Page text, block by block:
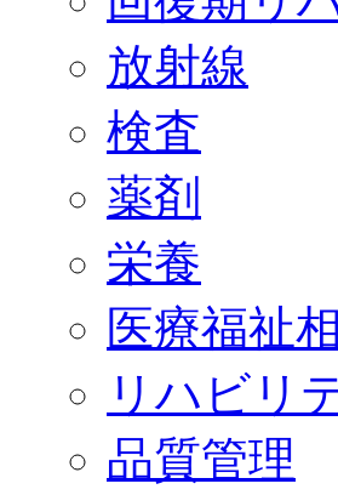
放射線
検査
薬剤
栄養
医療福祉
リハビリ
品質管理